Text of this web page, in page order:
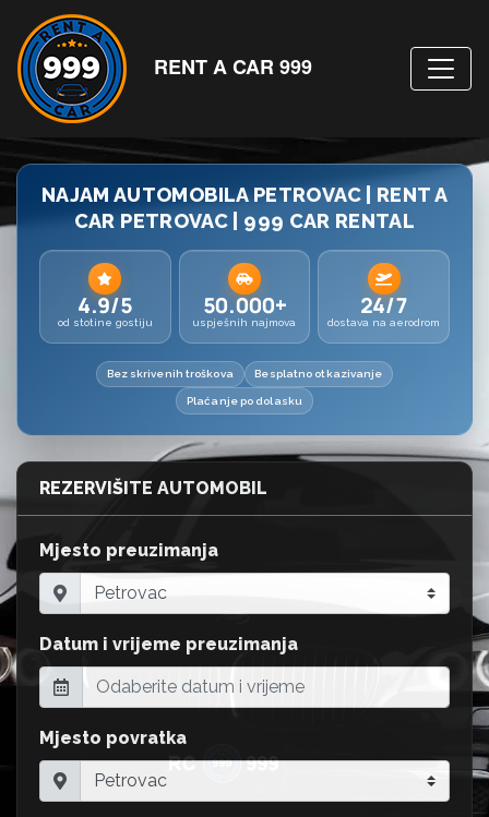
RENT A CAR 999
NAJAM AUTOMOBILA PETROVAC | RENT A
CAR PETROVAC | 999 CAR RENTAL
4.9/5
od stotine gostiju
50.000+
uspješnih najmova
24/7
dostava na aerodrom
Bez skrivenih troškova Besplatno otkazivanje
Plaćanje po dolasku
REZERVIŠITE AUTOMOBIL
Mjesto preuzimanja
Datum i vrijeme preuzimanja
Mjesto povratka